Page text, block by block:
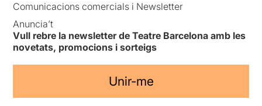
Comunicacions comercials i Newsletter
Anuncia’t
Vull rebre la newsletter de Teatre Barcelona amb les
novetats, promocions i sorteigs
Unir-me